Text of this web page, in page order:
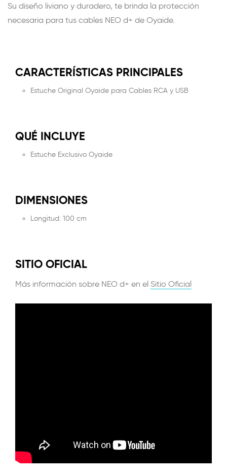
Su diseño liviano y duradero, te brinda la protección
necesaria para tus cables NEO d+ de Oyaide.
CARACTERÍSTICAS PRINCIPALES
Estuche Original Oyaide para Cables RCA y USB
QUÉ INCLUYE
Estuche Exclusivo Oyaide
DIMENSIONES
Longitud: 100 cm
SITIO OFICIAL
Más información sobre NEO d+ en el Sitio Oficial